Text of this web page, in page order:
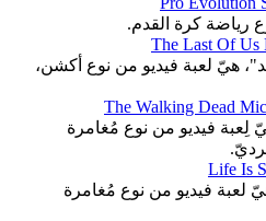
هيّ لعبة فيديو من نوع أكشن،
لِعبة فيديو من نوع مُغامرة
[الحلقات 5-1]"، هيّ لعبة فيديو من نوع مُغامرة